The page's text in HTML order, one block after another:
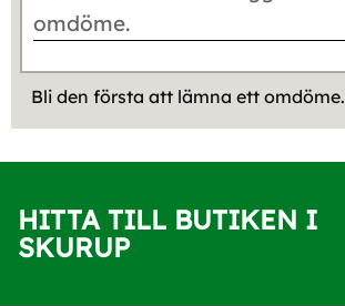
Bli den första att lämna ett omdöme.
HITTA TILL BUTIKEN I
SKURUP